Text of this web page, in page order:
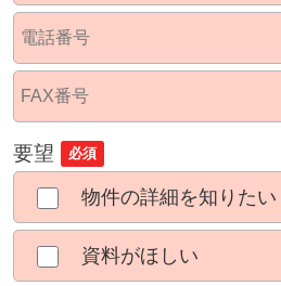
要望 必須
物件の詳細を知りたい
資料がほしい